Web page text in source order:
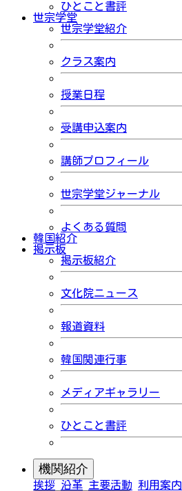
ひとこと書評
世宗学堂
世宗学堂紹介
クラス案内
授業日程
受講申込案内
講師プロフィール
世宗学堂ジャーナル
よくある質問
韓国紹介
掲示板
掲示板紹介
文化院ニュース
報道資料
韓国関連行事
メディアギャラリー
ひとこと書評
機関紹介
挨拶 沿革 主要活動 利用案内